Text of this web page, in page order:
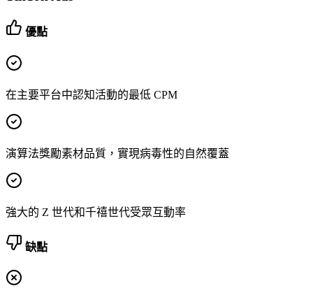
優點
在主要平台中認知活動的最低 CPM
演算法獎勵素材品質，實現病毒性的自然覆蓋
強大的 Z 世代和千禧世代受眾互動率
缺點